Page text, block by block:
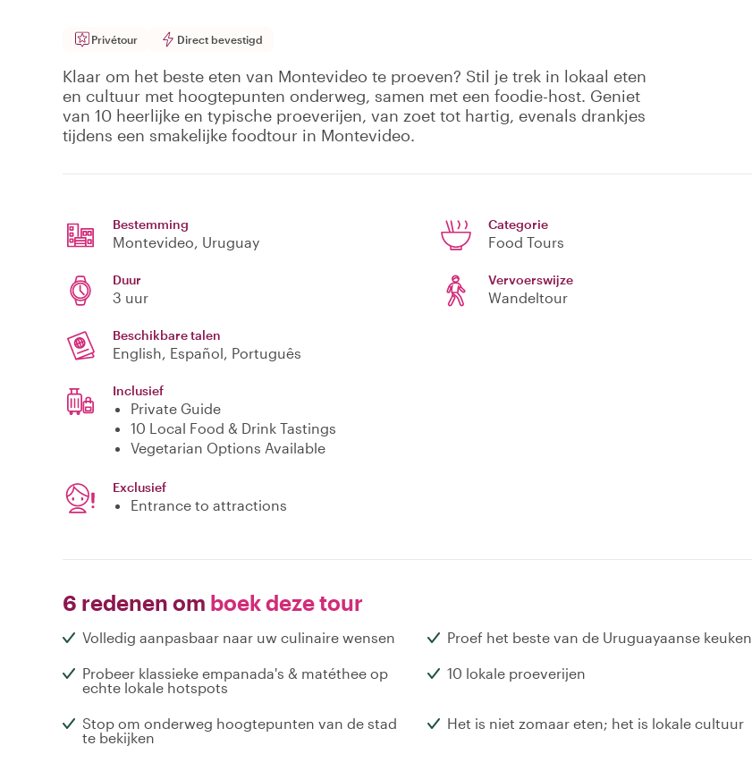
Privétour Direct bevestigd
Klaar om het beste eten van Montevideo te proeven? Stil je trek in lokaal eten
en cultuur met hoogtepunten onderweg, samen met een foodie-host. Geniet
van 10 heerlijke en typische proeverijen, van zoet tot hartig, evenals drankjes
tijdens een smakelijke foodtour in Montevideo.
Bestemming
Montevideo, Uruguay
Categorie
Food Tours
Duur
3 uur
Vervoerswijze
Wandeltour
Beschikbare talen
English, Español, Português
Inclusief
Private Guide
10 Local Food & Drink Tastings
Vegetarian Options Available
Exclusief
Entrance to attractions
6 redenen om boek deze tour
Volledig aanpasbaar naar uw culinaire wensen Proef het beste van de Uruguayaanse keuken
Probeer klassieke empanada's & matéthee op
echte lokale hotspots
10 lokale proeverijen
Stop om onderweg hoogtepunten van de stad
te bekijken
Het is niet zomaar eten; het is lokale cultuur